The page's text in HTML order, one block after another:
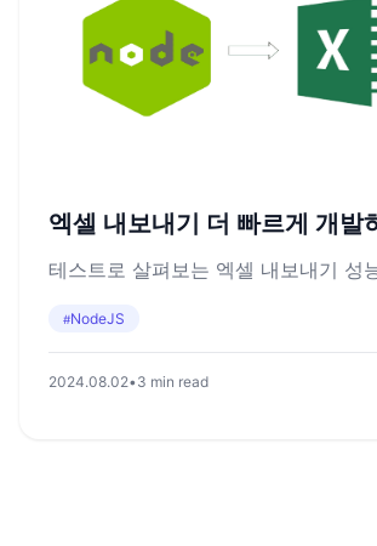
엑셀 내보내기 더 빠르게 개발
테스트로 살펴보는 엑셀 내보내기 성
#NodeJS
2024.08.02•3 min read